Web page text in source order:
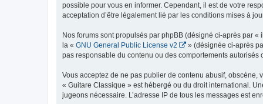
possible pour vous en informer. Cependant, il est de votre
acceptation d’être légalement lié par les conditions mises à
Nos forums sont propulsés par phpBB (désigné ci-après par
la « GNU General Public License v2 » (désignée ci-après
pas responsable du contenu ou des comportements
Vous acceptez de ne pas publier de contenu abusif,
« Guitare Classique » est hébergé ou du droit international.
jugeons nécessaire. L’adresse IP de tous les messages est